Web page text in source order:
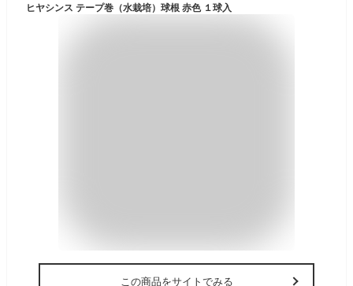
ヒヤシンス テープ巻（水栽培）球根 赤色 １球入
この商品をサイトでみる